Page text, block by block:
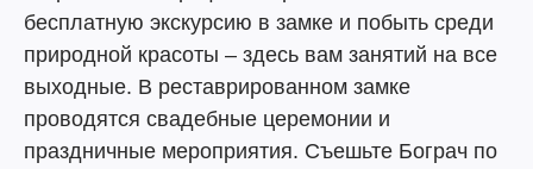
бесплатную экскурсию в замке и побыть среди
природной красоты – здесь вам занятий на все
выходные. В реставрированном замке
проводятся свадебные церемонии и
праздничные мероприятия. Съешьте Бограч по